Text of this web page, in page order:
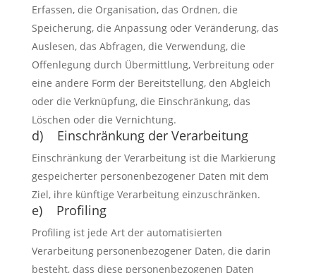
Erfassen, die Organisation, das Ordnen, die
Speicherung, die Anpassung oder Veränderung, das
Auslesen, das Abfragen, die Verwendung, die
Offenlegung durch Übermittlung, Verbreitung oder
eine andere Form der Bereitstellung, den Abgleich
oder die Verknüpfung, die Einschränkung, das
Löschen oder die Vernichtung.
d) Einschränkung der Verarbeitung
Einschränkung der Verarbeitung ist die Markierung
gespeicherter personenbezogener Daten mit dem
Ziel, ihre künftige Verarbeitung einzuschränken.
e) Profiling
Profiling ist jede Art der automatisierten
Verarbeitung personenbezogener Daten, die darin
besteht, dass diese personenbezogenen Daten